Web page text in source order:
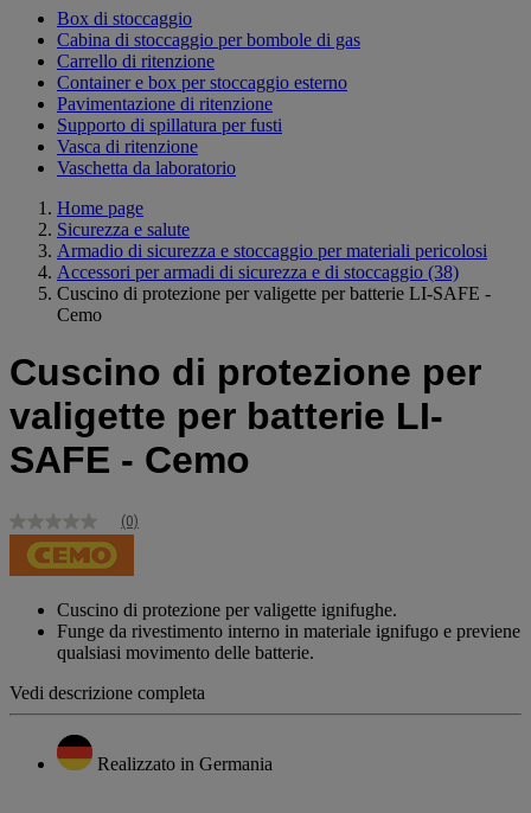
Box di stoccaggio
Cabina di stoccaggio per bombole di gas
Carrello di ritenzione
Container e box per stoccaggio esterno
Pavimentazione di ritenzione
Supporto di spillatura per fusti
Vasca di ritenzione
Vaschetta da laboratorio
Home page
Sicurezza e salute
Armadio di sicurezza e stoccaggio per materiali pericolosi
Accessori per armadi di sicurezza e di stoccaggio (38)
Cuscino di protezione per valigette per batterie LI-SAFE -
Cemo
Cuscino di protezione per
valigette per batterie LI-
SAFE - Cemo
Nessuna
valutazione
Stesso
pagina.
(0)
Cuscino di protezione per valigette ignifughe.
Funge da rivestimento interno in materiale ignifugo e previene
qualsiasi movimento delle batterie.
Vedi descrizione completa
Realizzato in Germania